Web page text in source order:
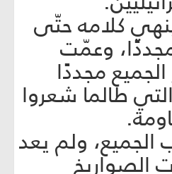
يُنهي كلامه حتّى
وعمّت
مجددًا
التي طالما شعروا
الجميع، ولم يعد
الصواريخ